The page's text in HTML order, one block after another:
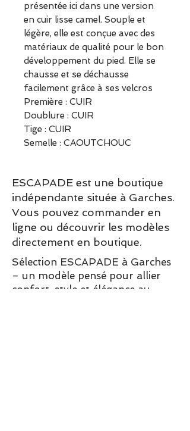
présentée ici dans une version
en cuir lisse camel. Souple et
légère, elle est conçue avec des
matériaux de qualité pour le bon
développement du pied. Elle se
chausse et se déchausse
facilement grâce à ses velcros
Première : CUIR
Doublure : CUIR
Tige : CUIR
Semelle : CAOUTCHOUC
ESCAPADE est une boutique
indépendante située à Garches.
Vous pouvez commander en
ligne ou découvrir les modèles
directement en boutique.
Sélection ESCAPADE à Garches
– un modèle pensé pour allier
confort, style et élégance au